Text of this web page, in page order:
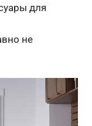
для
не